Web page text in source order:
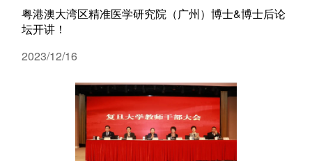
粤港澳大湾区精准医学研究院（广州）博士&博士后论
坛开讲！
2023/12/16